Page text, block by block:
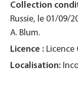
Collection
Russie, le 01/09/
A. Blum.
Licence : Licence
Localisation: